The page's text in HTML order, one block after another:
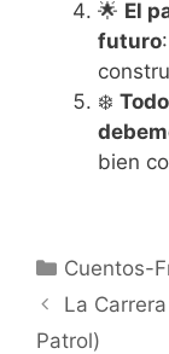
🌟 El
futuro
❄️
bien
Categorías
Cuentos-
La
Patrol)